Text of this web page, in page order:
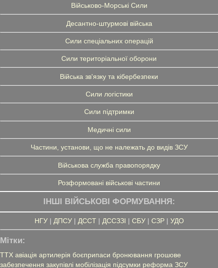
Військово-Морські Сили
Десантно-штурмові війська
Сили спеціальних операцій
Сили територіальної оборони
Війська зв'язку та кібербезпеки
Сили логістики
Сили підтримки
Медичні сили
Частини, установи, що не належать до видів ЗСУ
Військова служба правопорядку
Розформовані військові частини
ІНШІ ВІЙСЬКОВІ ФОРМУВАННЯ:
НГУ| ДПСУ| ДССТ| ДССЗЗІ | СБУ| СЗР| УДО
Мітки:
ТТХ авіація артилерія боєприпаси бронювання грошове
забезпечення закупівлі мобілізація підсумки реформа ЗСУ